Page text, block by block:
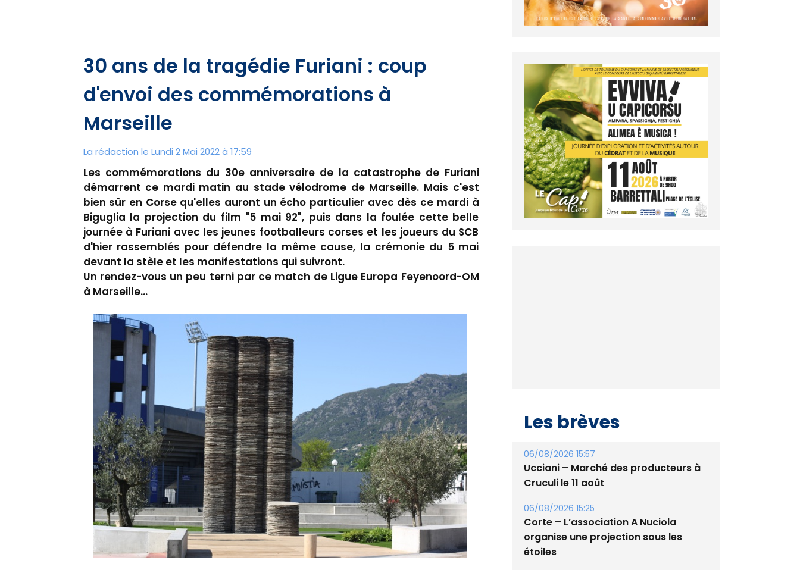
30 ans de la tragédie Furiani : coup
d'envoi des commémorations à
Marseille
La rédaction le Lundi 2 Mai 2022 à 17:59
Les commémorations du 30e anniversaire de la catastrophe de Furiani
démarrent ce mardi matin au stade vélodrome de Marseille. Mais c'est
bien sûr en Corse qu'elles auront un écho particulier avec dès ce mardi à
Biguglia la projection du film "5 mai 92", puis dans la foulée cette belle
journée à Furiani avec les jeunes footballeurs corses et les joueurs du SCB
d'hier rassemblés pour défendre la même cause, la crémonie du 5 mai
devant la stèle et les manifestations qui suivront.
Un rendez-vous un peu terni par ce match de Ligue Europa Feyenoord-OM
à Marseille…
Les brèves
06/08/2026 15:57
Ucciani – Marché des producteurs à
Cruculi le 11 août
06/08/2026 15:25
Corte – L’association A Nuciola
organise une projection sous les
étoiles